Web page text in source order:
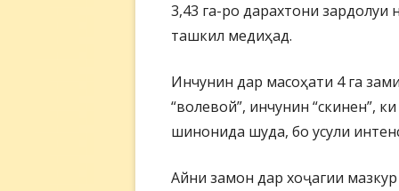
3,43 га-ро дарахтони зардолуи
ташкил медиҳад.
Инчунин дар масоҳати 4 га
“волевой”, инчунин “скинен”,
шинонида шуда, бо усули
Айни замон дар хоҷагии